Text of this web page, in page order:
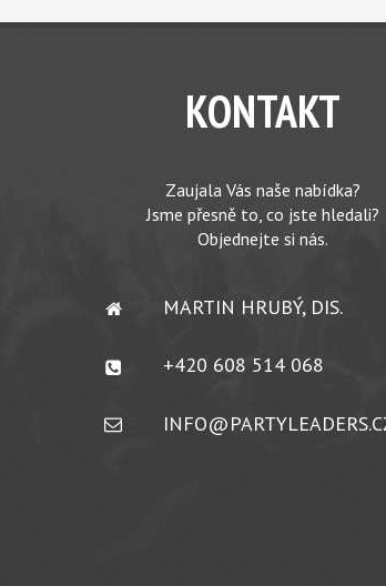
KONTAKT
Zaujala Vás naše nabídka?
Jsme přesně to, co jste hledali?
Objednejte si nás.
MARTIN HRUBÝ, DIS.
+420 608 514 068